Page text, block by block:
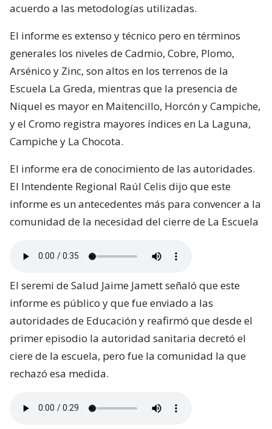
acuerdo a las metodologías utilizadas.
El informe es extenso y técnico pero en términos
generales los niveles de Cadmio, Cobre, Plomo,
Arsénico y Zinc, son altos en los terrenos de la
Escuela La Greda, mientras que la presencia de
Niquel es mayor en Maitencillo, Horcón y Campiche,
y el Cromo registra mayores índices en La Laguna,
Campiche y La Chocota.
El informe era de conocimiento de las autoridades.
El Intendente Regional Raúl Celis dijo que este
informe es un antecedentes más para convencer a la
comunidad de la necesidad del cierre de La Escuela
El seremi de Salud Jaime Jamett señaló que este
informe es público y que fue enviado a las
autoridades de Educación y reafirmó que desde el
primer episodio la autoridad sanitaria decretó el
ciere de la escuela, pero fue la comunidad la que
rechazó esa medida.